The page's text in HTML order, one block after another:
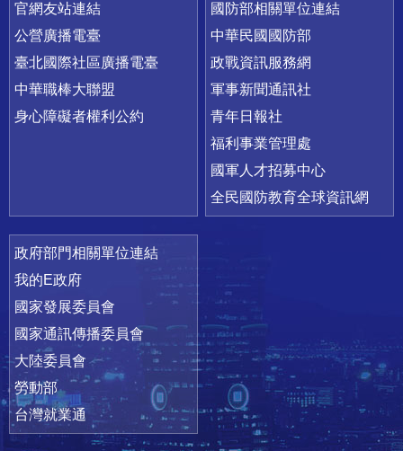
官網友站連結
公營廣播電臺
臺北國際社區廣播電臺
中華職棒大聯盟
身心障礙者權利公約
國防部相關單位連結
中華民國國防部
政戰資訊服務網
軍事新聞通訊社
青年日報社
福利事業管理處
國軍人才招募中心
全民國防教育全球資訊網
政府部門相關單位連結
我的E政府
國家發展委員會
國家通訊傳播委員會
大陸委員會
勞動部
台灣就業通